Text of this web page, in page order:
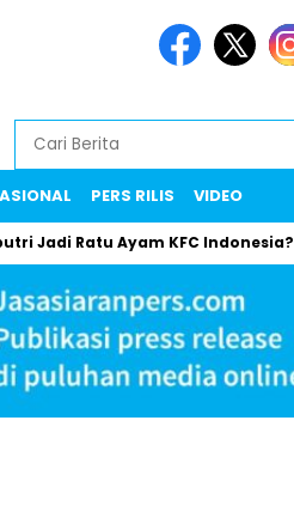
PERS RILIS VIDEO
Jadi Ratu Ayam KFC Indonesia?